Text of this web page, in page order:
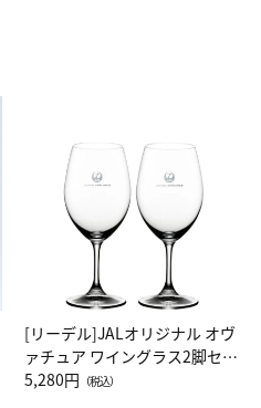
[リーデル]JALオリジナル オヴ
ァチュア ワイングラス2脚セッ
ト（レッドワイン）
5,280円 （税込）